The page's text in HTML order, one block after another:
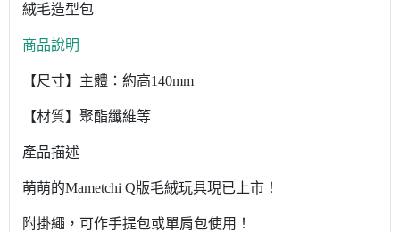
絨毛造型包
商品說明
【尺寸】主體：約高140mm
【材質】聚酯纖維等
產品描述
萌萌的Mametchi Q版毛絨玩具現已上市！
附掛繩，可作手提包或單肩包使用！